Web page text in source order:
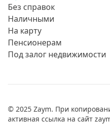
Без справок
Наличными
На карту
Пенсионерам
Под залог недвижимости
© 2025 Zaym. При
активная ссылка на сайт